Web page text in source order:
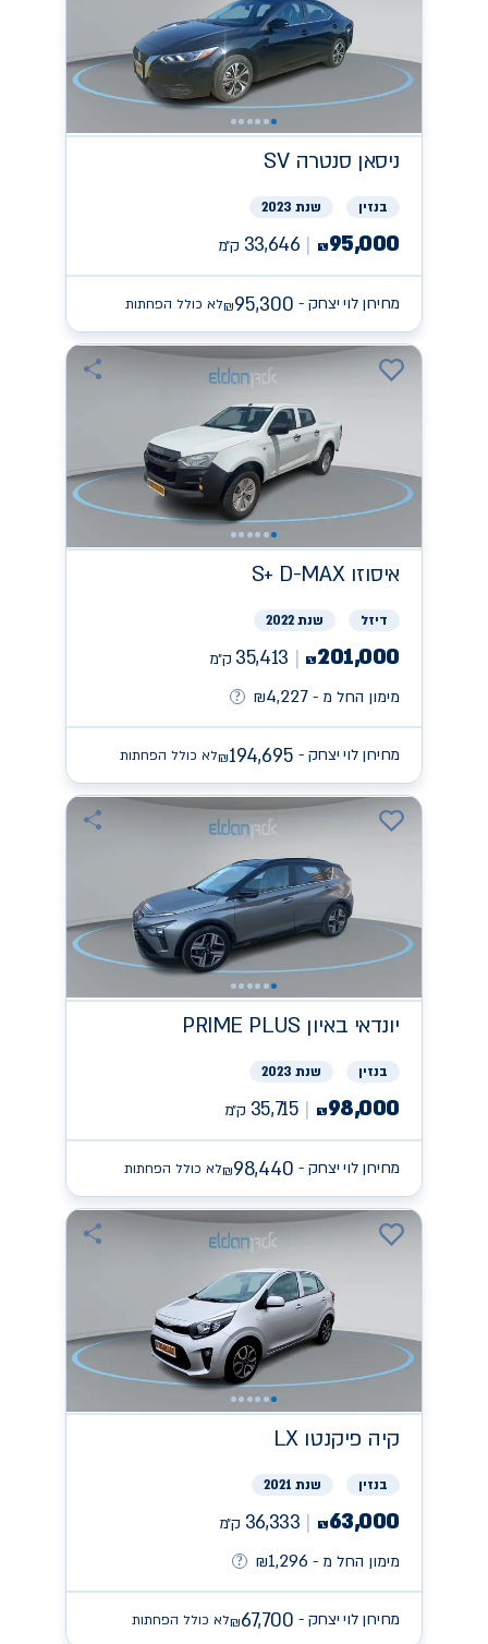
ניסאן SV סנטרה
בנזין שנת 2023
₪95,000
33,646 ק״מ
מחירון לוי יצחק - ₪95,300 לא כולל הפחתות
איסוזוS+ D-MAX
דיזל שנת 2022
₪201,000
35,413 ק״מ
מימון החל מ -
₪4,227
מחירון לוי יצחק - ₪194,695 לא כולל הפחתות
יונדאי PRIME PLUS באיון
בנזין שנת 2023
₪98,000
35,715 ק״מ
מחירון לוי יצחק - ₪98,440 לא כולל הפחתות
קיה פיקנטו LX
בנזין שנת 2021
₪63,000
36,333 ק״מ
מימון החל מ -
₪1,296
מחירון לוי יצחק - ₪67,700 לא כולל הפחתות